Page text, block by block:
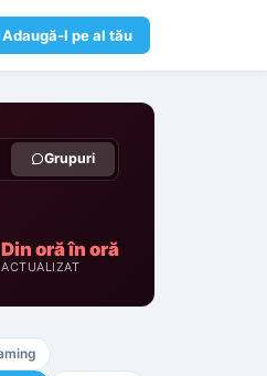
Adaugă-l pe al tău
Grupuri
Din oră în oră
ACTUALIZAT